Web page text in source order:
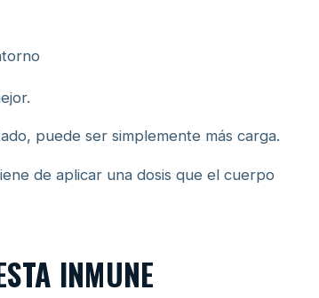
puede ser simplemente más carga.
de aplicar una dosis que el cuerpo
INMUNE